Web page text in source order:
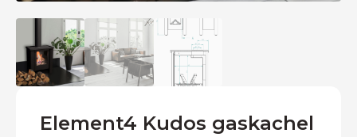
Element4 Kudos gaskachel